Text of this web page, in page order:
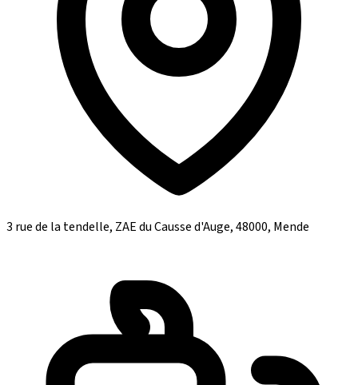
3 rue de la tendelle, ZAE du Causse d'Auge, 48000, Mende